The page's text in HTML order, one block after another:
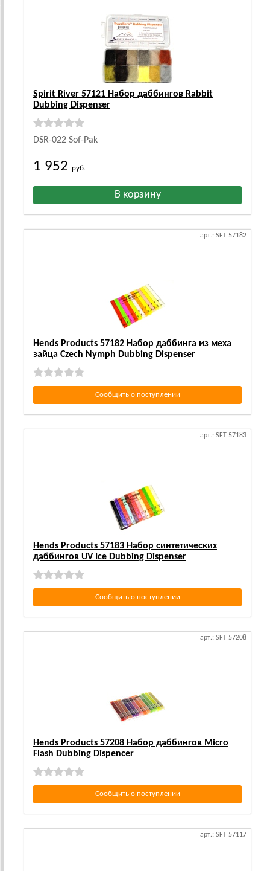
Spirit River 57121 Набор даббингов Rabbit
Dubbing Dispenser
DSR-022 Sof-Pak
1 952 руб.
арт.: SFT 57182
Hends Products 57182 Набор даббинга из меха
зайца Czech Nymph Dubbing Dispenser
Сообщить о поступлении
арт.: SFT 57183
Hends Products 57183 Набор синтетических
даббингов UV Ice Dubbing Dispenser
Сообщить о поступлении
арт.: SFT 57208
Hends Products 57208 Набор даббингов Micro
Flash Dubbing Dispencer
Сообщить о поступлении
арт.: SFT 57117